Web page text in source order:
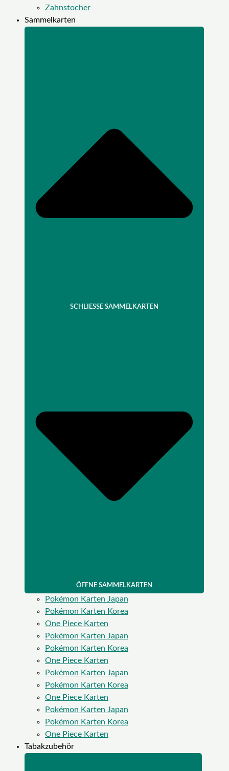
Zahnstocher
Sammelkarten
SCHLIESSE SAMMELKARTEN
ÖFFNE SAMMELKARTEN
Pokémon Karten Japan
Pokémon Karten Korea
One Piece Karten
Pokémon Karten Japan
Pokémon Karten Korea
One Piece Karten
Pokémon Karten Japan
Pokémon Karten Korea
One Piece Karten
Pokémon Karten Japan
Pokémon Karten Korea
One Piece Karten
Tabakzubehör